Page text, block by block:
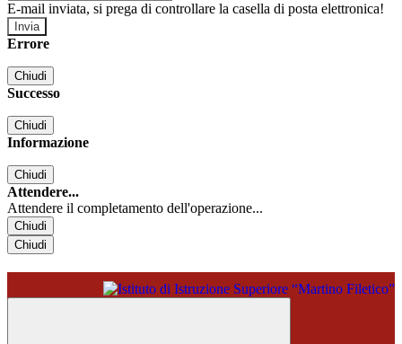
E-mail inviata, si prega di controllare la casella di posta elettronica!
Errore
Chiudi
Successo
Chiudi
Informazione
Chiudi
Attendere...
Attendere il completamento dell'operazione...
Chiudi
Chiudi